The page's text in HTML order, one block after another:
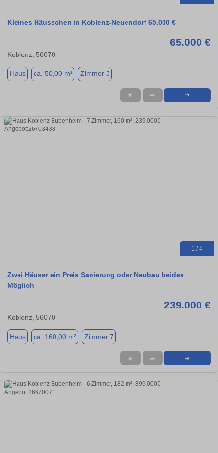
Kleines Häusschen in Koblenz-Neuendorf 65.000 €
65.000 €
Koblenz, 56070
Haus ca. 50,00 m² Zimmer 3
★ ➦ ➜
1 / 4
Zwei Häuser ein Preis Sanierung oder Neubau beides
Möglich
239.000 €
Koblenz, 56070
Haus ca. 160,00 m² Zimmer 7
★ ➦ ➜